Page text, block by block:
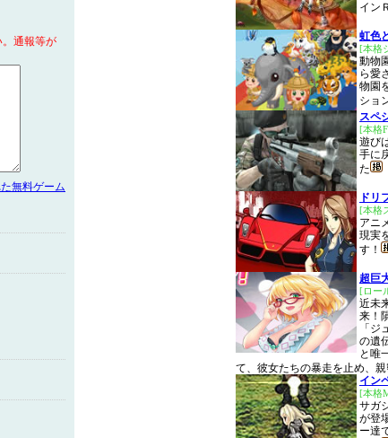
通報等が
無料ゲーム
イン
虹色
[本格
動物
ら愛
物園
ショ
スペ
[本格
遊び
手に
た
ドリ
[本格
アニ
現実
す！
超巨
[ロー
近未
来！
「
の遺
と唯
て、彼女たちの暴走を止め、
イン
[本格
サガ
が登
ー達